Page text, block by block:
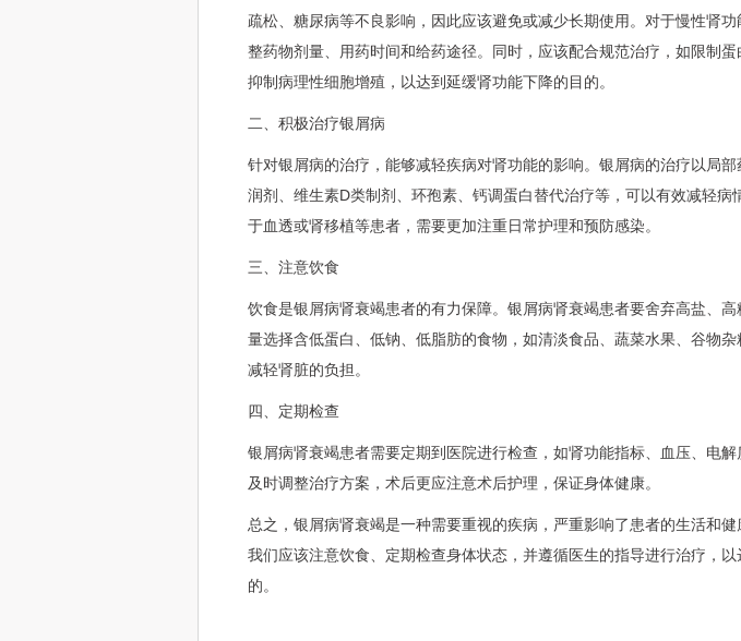
疏松、糖尿病等不良影响，因此应该避免或减少长期使用。对于慢性肾
整药物剂量、用药时间和给药途径。同时，应该配合规范治疗，如限制
抑制病理性细胞增殖，以达到延缓肾功能下降的目的。
二、积极治疗银屑病
针对银屑病的治疗，能够减轻疾病对肾功能的影响。银屑病的治疗以局
润剂、维生素D类制剂、环孢素、钙调蛋白替代治疗等，可以有效减轻病
于血透或肾移植等患者，需要更加注重日常护理和预防感染。
三、注意饮食
饮食是银屑病肾衰竭患者的有力保障。银屑病肾衰竭患者要舍弃高盐、
量选择含低蛋白、低钠、低脂肪的食物，如清淡食品、蔬菜水果、谷物
减轻肾脏的负担。
四、定期检查
银屑病肾衰竭患者需要定期到医院进行检查，如肾功能指标、血压、电
及时调整治疗方案，术后更应注意术后护理，保证身体健康。
总之，银屑病肾衰竭是一种需要重视的疾病，严重影响了患者的生活和健
我们应该注意饮食、定期检查身体状态，并遵循医生的指导进行治疗，以
的。